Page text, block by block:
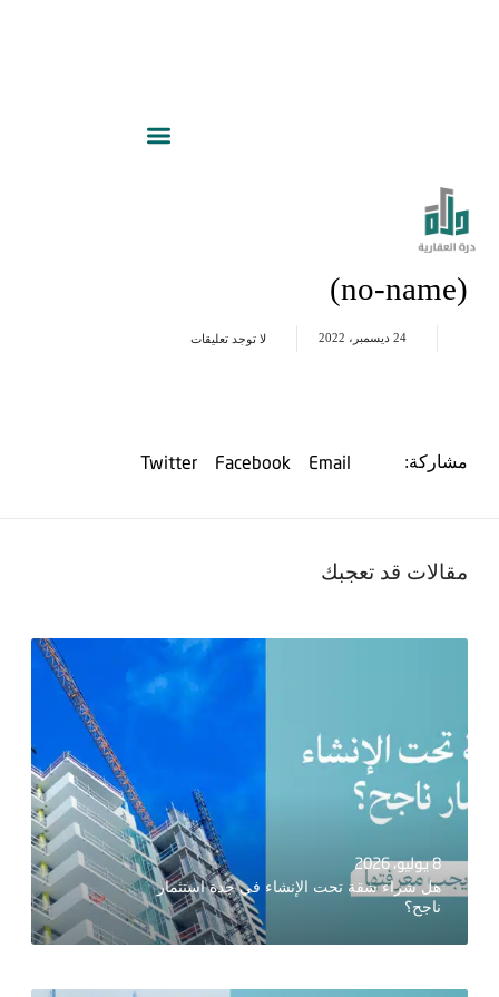
(no-name)
24 ديسمبر، 2022 لا توجد تعليقات
مشاركة: Email
Facebook
Twitter
مقالات قد تعجبك
8 يوليو، 2026
هل شراء شقة تحت الإنشاء في جدة استثمار
ناجح؟